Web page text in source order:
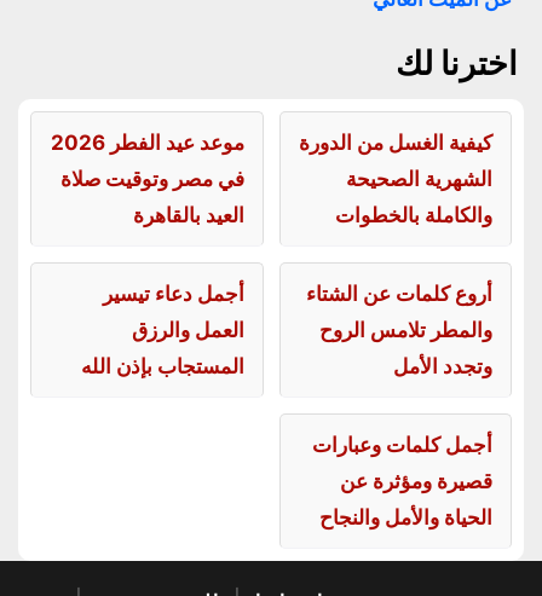
اخترنا لك
كيفية الغسل من الدورة
الشهرية الصحيحة
والكاملة بالخطوات
موعد عيد الفطر 2026
في مصر وتوقيت صلاة
العيد بالقاهرة
أروع كلمات عن الشتاء
والمطر تلامس الروح
وتجدد الأمل
أجمل دعاء تيسير
العمل والرزق
المستجاب بإذن الله
أجمل كلمات وعبارات
قصيرة ومؤثرة عن
الحياة والأمل والنجاح